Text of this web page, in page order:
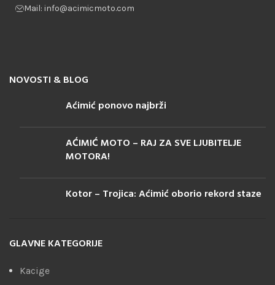
Mail: info@acimicmoto.com
NOVOSTI & BLOG
Aćimić ponovo najbrži
AĆIMIĆ MOTO – RAJ ZA SVE LJUBITELJE
MOTORA!
Kotor – Trojica: Aćimić oborio rekord staze
GLAVNE KATEGORIJE
Kacige